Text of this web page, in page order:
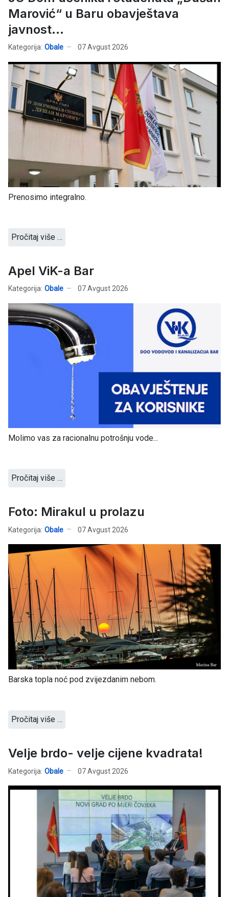
Marović“ u Baru obavještava
javnost...
Kategorija: Obale 07 Avgust 2026
Prenosimo integralno.
Pročitaj više …
Apel ViK-a Bar
Kategorija: Obale 07 Avgust 2026
Molimo vas za racionalnu potrošnju vode...
Pročitaj više …
Foto: Mirakul u prolazu
Kategorija: Obale 07 Avgust 2026
Barska topla noć pod zvijezdanim nebom.
Pročitaj više …
Velje brdo- velje cijene kvadrata!
Kategorija: Obale 07 Avgust 2026